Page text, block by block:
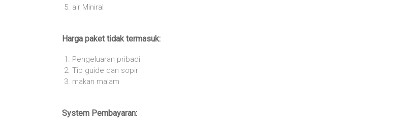
air Miniral
Harga paket tidak termasuk:
Pengeluaran pribadi
Tip guide dan sopir
makan malam
System Pembayaran: